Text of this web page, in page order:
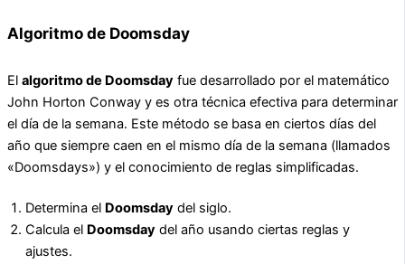
Algoritmo de Doomsday
El algoritmo de Doomsday fue desarrollado por el matemático
John Horton Conway y es otra técnica efectiva para determinar
el día de la semana. Este método se basa en ciertos días del
año que siempre caen en el mismo día de la semana (llamados
«Doomsdays») y el conocimiento de reglas simplificadas.
Determina el Doomsday del siglo.
Calcula el Doomsday del año usando ciertas reglas y
ajustes.